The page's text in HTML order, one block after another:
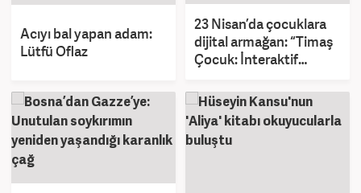
Acıyı bal yapan adam:
Lütfü Oflaz
23 Nisan’da çocuklara
dijital armağan: “Timaş
Çocuk: İnteraktif
yayında!